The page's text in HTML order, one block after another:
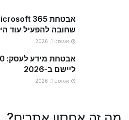
שחובה להפעיל עוד
אוגוסט 1, 2026
ליישם ב-2026
אוגוסט 1, 2026